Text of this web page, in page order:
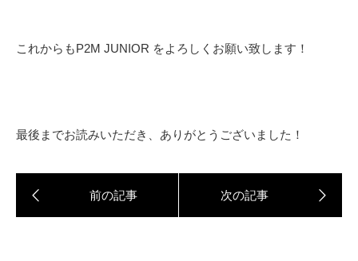
これからもP2M JUNIOR をよろしくお願い致します！
最後までお読みいただき、ありがとうございました！